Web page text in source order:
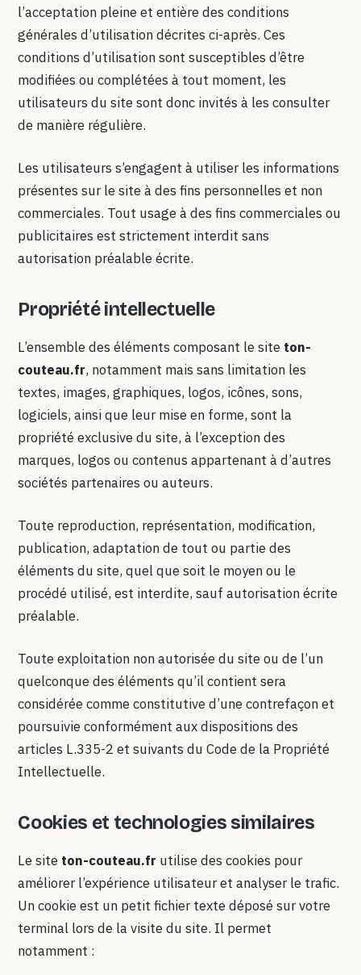
l’acceptation pleine et entière des conditions
générales d’utilisation décrites ci-après. Ces
conditions d’utilisation sont susceptibles d’être
modifiées ou complétées à tout moment, les
utilisateurs du site sont donc invités à les consulter
de manière régulière.
Les utilisateurs s’engagent à utiliser les informations
présentes sur le site à des fins personnelles et non
commerciales. Tout usage à des fins commerciales ou
publicitaires est strictement interdit sans
autorisation préalable écrite.
Propriété intellectuelle
L’ensemble des éléments composant le site ton-
couteau.fr, notamment mais sans limitation les
textes, images, graphiques, logos, icônes, sons,
logiciels, ainsi que leur mise en forme, sont la
propriété exclusive du site, à l’exception des
marques, logos ou contenus appartenant à d’autres
sociétés partenaires ou auteurs.
Toute reproduction, représentation, modification,
publication, adaptation de tout ou partie des
éléments du site, quel que soit le moyen ou le
procédé utilisé, est interdite, sauf autorisation écrite
préalable.
Toute exploitation non autorisée du site ou de l’un
quelconque des éléments qu’il contient sera
considérée comme constitutive d’une contrefaçon et
poursuivie conformément aux dispositions des
articles L.335-2 et suivants du Code de la Propriété
Intellectuelle.
Cookies et technologies similaires
Le site ton-couteau.fr utilise des cookies pour
améliorer l’expérience utilisateur et analyser le trafic.
Un cookie est un petit fichier texte déposé sur votre
terminal lors de la visite du site. Il permet
notamment :